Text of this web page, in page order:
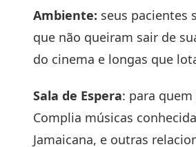
Ambiente: seus pacientes
que não queiram sair de
do cinema e longas que
Sala de Espera: para
Complia músicas
Jamaicana, e outras